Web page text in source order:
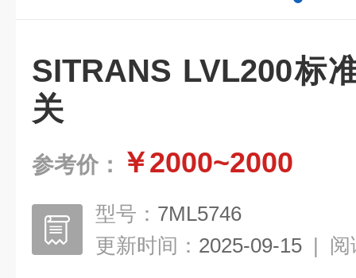
SITRANS LVL200标
关
参考价： ￥2000~2000
型号： 7ML5746
更新时间： 2025-09-15 | 阅